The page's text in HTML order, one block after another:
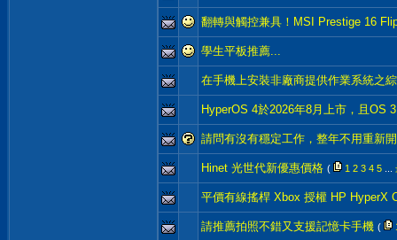
翻轉與觸控兼具！MSI Prestige 16
學生平板推薦...
在手機上安裝非廠商提供作業系統之
HyperOS 4於2026年8月上市，且OS
請問有沒有穩定工作，整年不用重新
Hinet 光世代新優惠價格 ( 1 2 3 4 5
平價有線搖桿 Xbox 授權 HP HyperX
請推薦拍照不錯又支援記憶卡手機 (